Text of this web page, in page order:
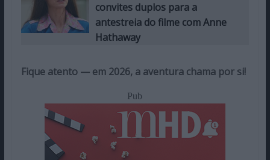
convites duplos para a
antestreia do filme com Anne
Hathaway
Fique atento — em 2026, a aventura chama por si!
Pub